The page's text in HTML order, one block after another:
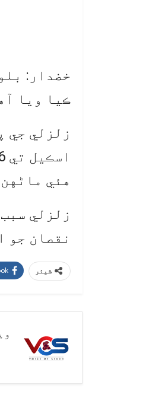
خضدار:
ڪيا ويا
زلزلي جي
هئي
زلزلي
نقصان جو
شیئر